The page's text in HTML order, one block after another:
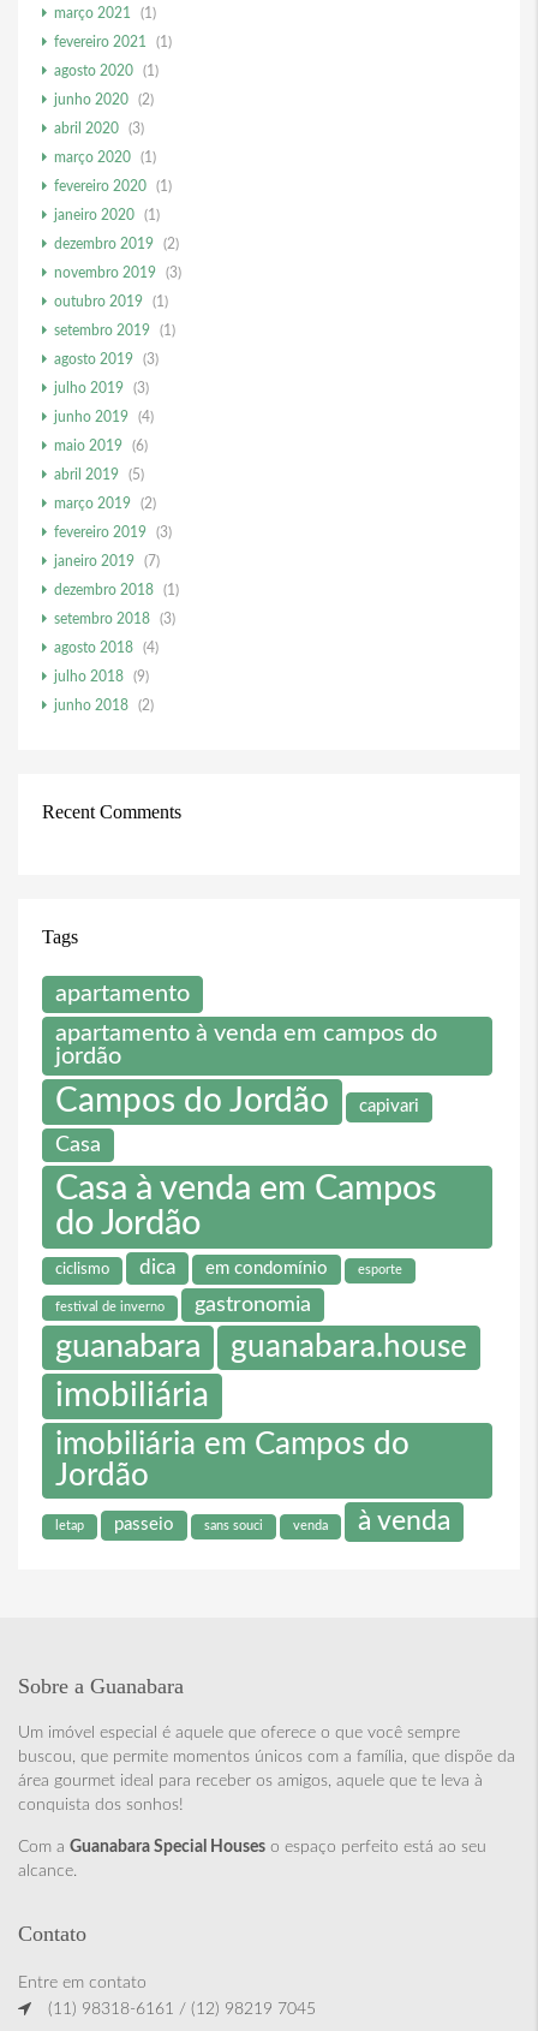
março 2021
(1)
fevereiro 2021
(1)
agosto 2020
(1)
junho 2020
(2)
abril 2020
(3)
março 2020
(1)
fevereiro 2020
(1)
janeiro 2020
(1)
dezembro 2019
(2)
novembro 2019
(3)
outubro 2019
(1)
setembro 2019
(1)
agosto 2019
(3)
julho 2019
(3)
junho 2019
(4)
maio 2019
(6)
abril 2019
(5)
março 2019
(2)
fevereiro 2019
(3)
janeiro 2019
(7)
dezembro 2018
(1)
setembro 2018
(3)
agosto 2018
(4)
julho 2018
(9)
junho 2018
(2)
Recent Comments
Tags
apartamento
apartamento à venda em campos do
jordão
Campos do Jordão capivari
Casa
Casa à venda em Campos
do Jordão
ciclismo dica em condomínio esporte
festival de inverno gastronomia
guanabara guanabara.house
imobiliária
imobiliária em Campos do
Jordão
letap passeio sans souci venda à venda
Sobre a Guanabara
Um imóvel especial é aquele que oferece o que você sempre
buscou, que permite momentos únicos com a família, que dispõe da
área gourmet ideal para receber os amigos, aquele que te leva à
conquista dos sonhos!
Com a Guanabara Special Houses o espaço perfeito está ao seu
alcance.
Contato
Entre em contato
(11) 98318-6161 / (12) 98219 7045